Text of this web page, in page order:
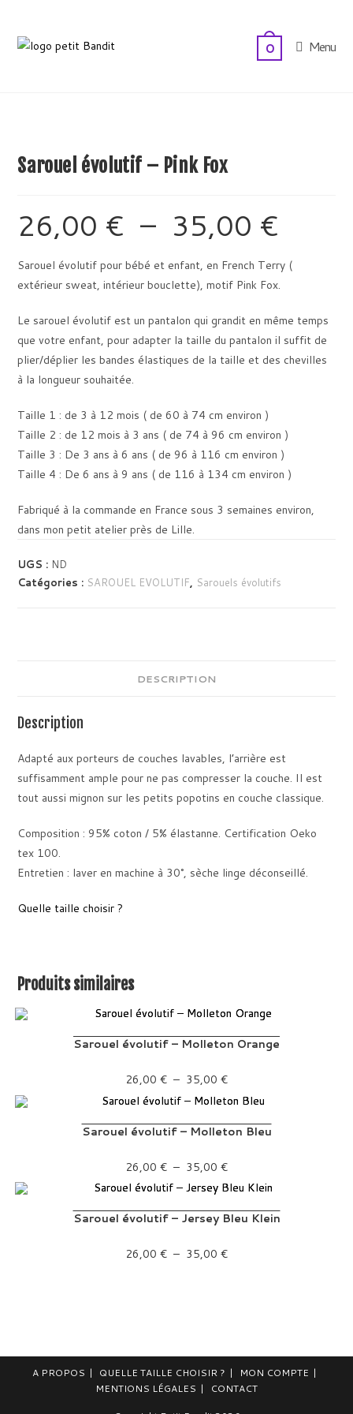
content
0 Menu
Sarouel évolutif – Pink Fox
26,00 € – 35,00 €
à
35,00 €
Sarouel évolutif pour bébé et enfant, en French Terry (
extérieur sweat, intérieur bouclette), motif Pink Fox.
Le sarouel évolutif est un pantalon qui grandit en même temps
que votre enfant, pour adapter la taille du pantalon il suffit de
plier/déplier les bandes élastiques de la taille et des chevilles
à la longueur souhaitée.
Taille 1 : de 3 à 12 mois ( de 60 à 74 cm environ )
Taille 2 : de 12 mois à 3 ans ( de 74 à 96 cm environ )
Taille 3 : De 3 ans à 6 ans ( de 96 à 116 cm environ )
Taille 4 : De 6 ans à 9 ans ( de 116 à 134 cm environ )
Fabriqué à la commande en France sous 3 semaines environ,
dans mon petit atelier près de Lille.
UGS : ND
Catégories : SAROUEL EVOLUTIF, Sarouels évolutifs
DESCRIPTION
Description
Adapté aux porteurs de couches lavables, l’arrière est
suffisamment ample pour ne pas compresser la couche. Il est
tout aussi mignon sur les petits popotins en couche classique.
Composition : 95% coton / 5% élastanne. Certification Oeko
tex 100.
Entretien : laver en machine à 30°, sèche linge déconseillé.
Quelle taille choisir ?
Produits similaires
Sarouel évolutif – Molleton Orange
26,00 € – 35,00 €Plage de prix : 26,00 € à 35,00 €
Sarouel évolutif – Molleton Bleu
26,00 € – 35,00 €Plage de prix : 26,00 € à 35,00 €
Sarouel évolutif – Jersey Bleu Klein
26,00 € – 35,00 €Plage de prix : 26,00 € à 35,00 €
A PROPOS QUELLE TAILLE CHOISIR ?
MON COMPTE
MENTIONS LÉGALES
CONTACT